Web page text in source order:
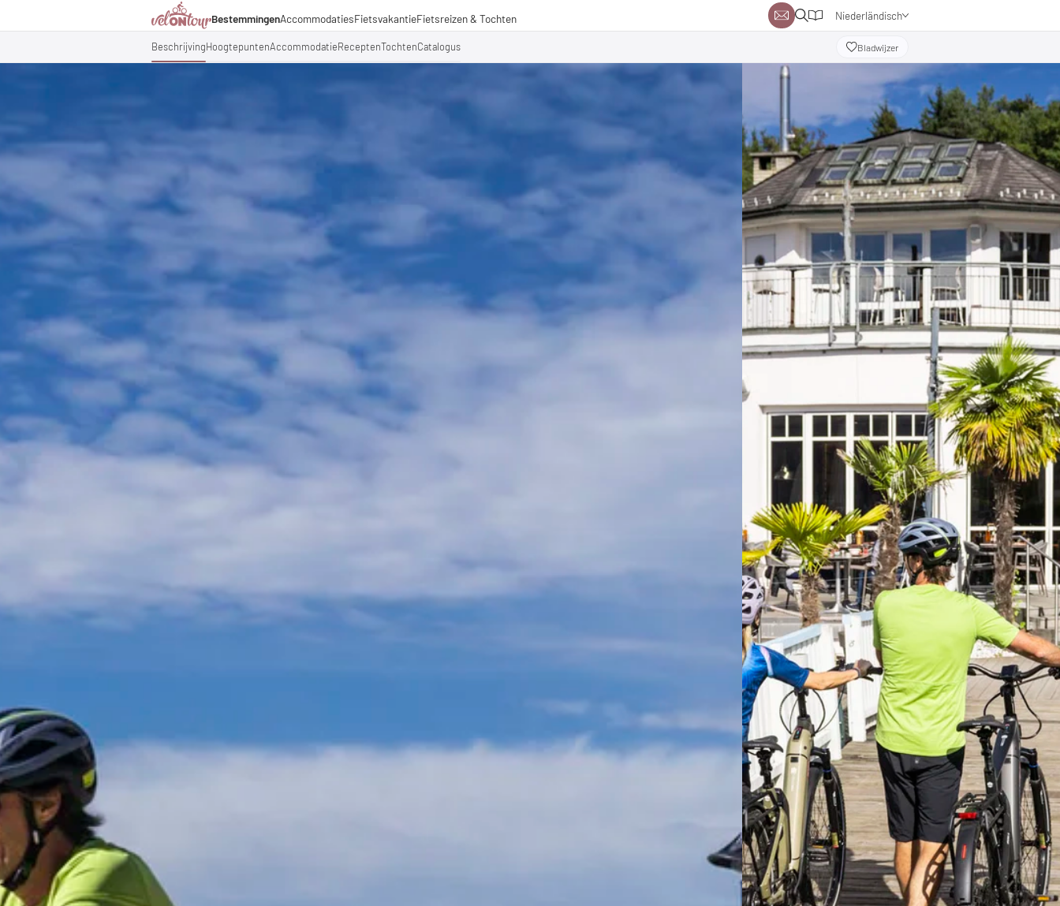
Bestemmingen
Italië
Duitsland
Zwitserland
Accommodaties
Italië
Duitsland
Zwitserland
Fietsvakantie
Culinaire hoogstandjes
Magazine
Fietsreizen & Tochten
Fietsreizen
Fietstochten
Niederländisch
Deutsch
Englisch
BeschrijvingHoogtepuntenAccommodatieReceptenTochtenCatalogus Bladwijzer